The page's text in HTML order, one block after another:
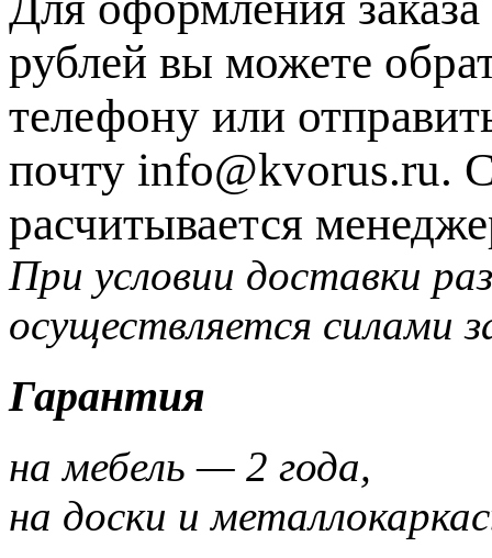
рублей вы можете
телефону или
почту info@kvorus.ru.
расчитывается
При условии доставки
осуществляется силами
Гарантия
на мебель — 2 года,
на доски и